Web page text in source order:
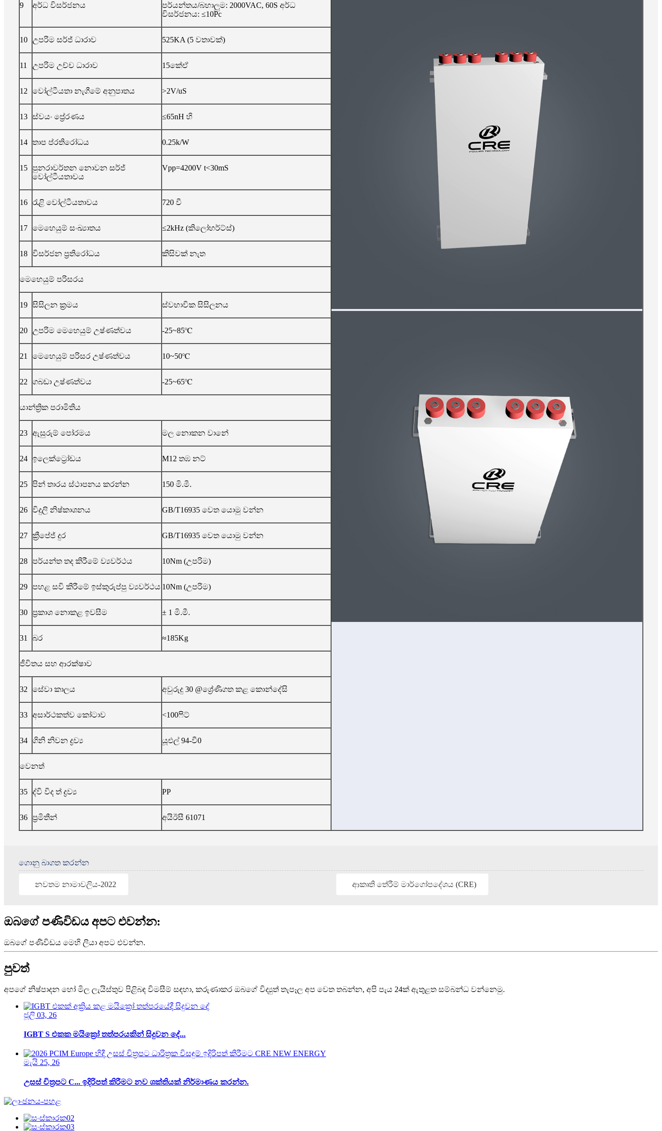
9 අර්ධ විසර්ජනය
පර්යන්තය/බහාලුම: 2000VAC, 60S අර්ධ
විසර්ජනය: ≤10Pc
10 උපරිම සර්ජ් ධාරාව 525KA (5 වතාවක්)
11 උපරිම උච්ච ධාරාව 15කේඒ
12 වෝල්ටීයතා නැගීමේ අනුපාතය >2V/uS
13 ස්වයං ප්‍රේරණය ≤65nH හි
14 තාප ප්රතිරෝධය 0.25k/W
15 පුනරාවර්තන නොවන සර්ජ්
වෝල්ටීයතාවය
Vpp=4200V t<30mS
16 රැළි වෝල්ටීයතාවය 720 වී
17 මෙහෙයුම් සංඛ්‍යාතය ≤2kHz (කිලෝහර්ට්ස්)
18 විසර්ජන ප්‍රතිරෝධය කිසිවක් නැත
මෙහෙයුම් පරිසරය
19 සිසිලන ක්‍රමය ස්වභාවික සිසිලනය
20 උපරිම මෙහෙයුම් උෂ්ණත්වය -25~85℃
21 මෙහෙයුම් පරිසර උෂ්ණත්වය 10~50℃
22 ගබඩා උෂ්ණත්වය -25~65℃
යාන්ත්‍රික පරාමිතිය
23 ඇසුරුම් පෝරමය මල නොකන වානේ
24 ඉලෙක්ට්‍රෝඩය M12 තඹ නට්
25 පින් තාරය ස්ථාපනය කරන්න 150 මි.මී.
26 විදුලි නිෂ්කාශනය GB/T16935 වෙත යොමු වන්න
27 ක්‍රීපේජ් දුර GB/T16935 වෙත යොමු වන්න
28 පර්යන්ත තද කිරීමේ ව්‍යවර්ථය 10Nm (උපරිම)
29 පහළ සවි කිරීමේ ඉස්කුරුප්පු ව්‍යවර්ථය 10Nm (උපරිම)
30 ප්‍රකාශ නොකළ ඉවසීම ± 1 මි.මී.
31 බර ≈185Kg
ජීවිතය සහ ආරක්ෂාව
32 සේවා කාලය අවුරුදු 30 @ශ්‍රේණිගත කළ කොන්දේසි
33 අසාර්ථකත්ව කෝටාව <100ෆිට්
34 ගිනි නිවන ද්‍රව්‍ය යූඑල් 94-වී0
වෙනත්
35 ද්වි විද ත් ද්‍රව්‍ය PP
36 ප්‍රමිතීන් අයිඊසී 61071
ගොනු බාගත කරන්න
නවතම නාමාවලිය-2022 ආකෘති තේරීම් මාර්ගෝපදේශය (CRE)
ඔබගේ පණිවිඩය අපට එවන්න:
ඔබගේ පණිවිඩය මෙහි ලියා අපට එවන්න.
පුවත්
අපගේ නිෂ්පාදන හෝ මිල ලැයිස්තුව පිළිබඳ විමසීම් සඳහා, කරුණාකර ඔබගේ විද්‍යුත් තැපෑල අප වෙත තබන්න, අපි පැය 24ක් ඇතුළත සම්බන්ධ වන්නෙමු.
ජූලි 03, 26
IGBT S එකක මයික්‍රෝ තත්පරයකින් සිදුවන දේ...
මැයි 25, 26
උසස් චිත්‍රපට C... ඉදිරිපත් කිරීමට නව ශක්තියක් නිර්මාණය කරන්න.